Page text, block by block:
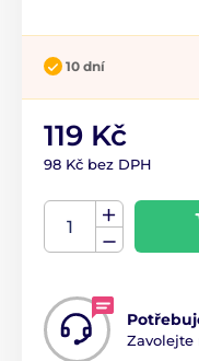
10 dní
119 Kč
98 Kč bez DPH
Zavolejte